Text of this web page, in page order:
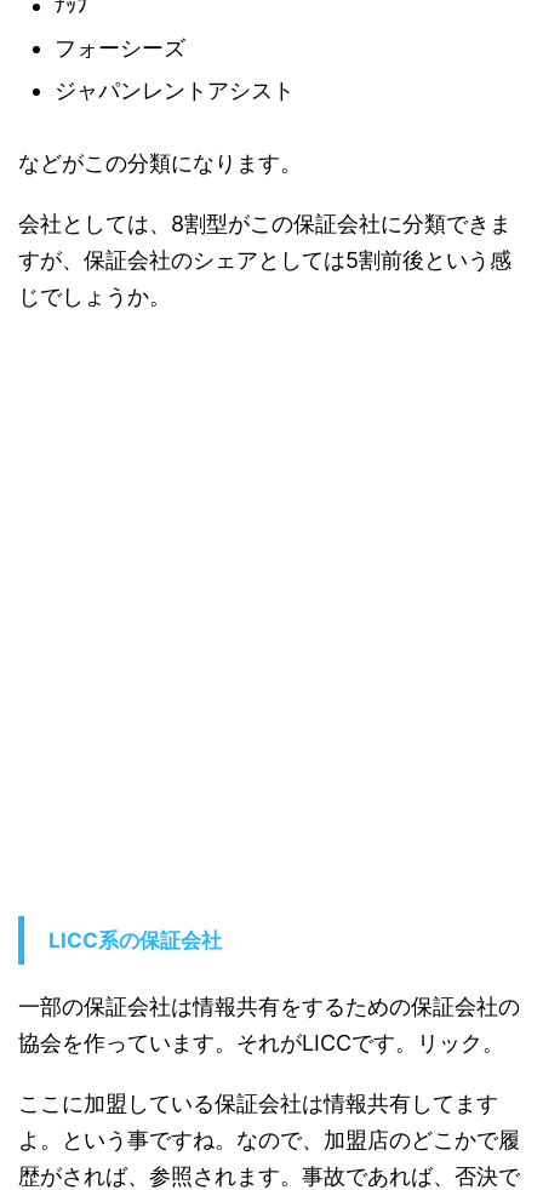
ﾅｯﾌﾟ
フォーシーズ
ジャパンレントアシスト
などがこの分類になります。
会社としては、8割型がこの保証会社に分類できま
すが、保証会社のシェアとしては5割前後という感
じでしょうか。
LICC系の保証会社
一部の保証会社は情報共有をするための保証会社の
協会を作っています。それがLICCです。リック。
ここに加盟している保証会社は情報共有してます
よ。という事ですね。なので、加盟店のどこかで履
歴がされば、参照されます。事故であれば、否決で